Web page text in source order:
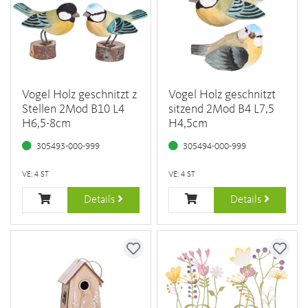
Vogel Holz geschnitzt z
Stellen 2Mod B10 L4
H6,5-8cm
305493-000-999
VE: 4 ST
Details
Vogel Holz geschnitzt
sitzend 2Mod B4 L7,5
H4,5cm
305494-000-999
VE: 4 ST
Details